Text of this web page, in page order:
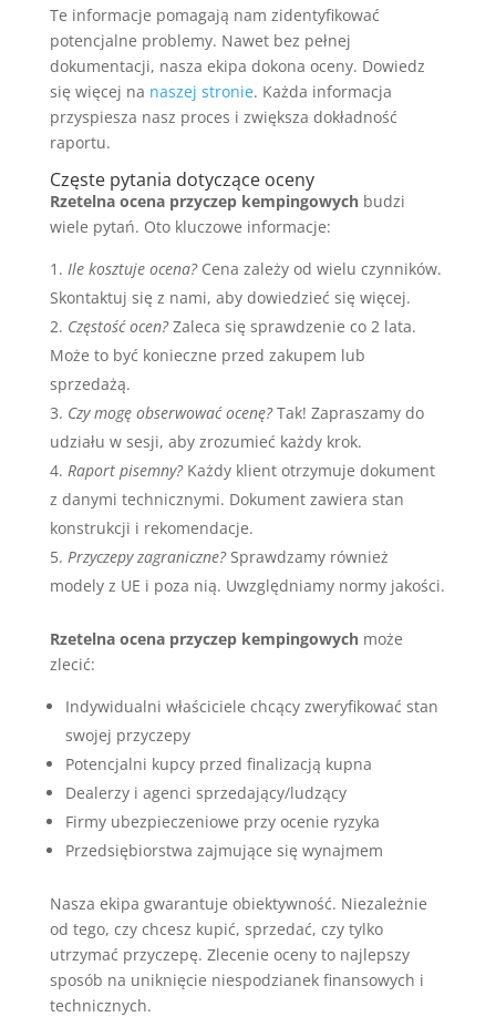
Te informacje pomagają nam zidentyfikować
potencjalne problemy. Nawet bez pełnej
dokumentacji, nasza ekipa dokona oceny. Dowiedz
się więcej na naszej stronie. Każda informacja
przyspiesza nasz proces i zwiększa dokładność
raportu.
Częste pytania dotyczące oceny
Rzetelna ocena przyczep kempingowychbudzi
wiele pytań. Oto kluczowe informacje:
Ile kosztuje ocena?Cena zależy od wielu czynników.
Skontaktuj się z nami, aby dowiedzieć się więcej.
Częstość ocen?Zaleca się sprawdzenie co 2 lata.
Może to być konieczne przed zakupem lub
sprzedażą.
Czy mogę obserwować ocenę?Tak! Zapraszamy do
udziału w sesji, aby zrozumieć każdy krok.
Raport pisemny?Każdy klient otrzymuje dokument
z danymi technicznymi. Dokument zawiera stan
konstrukcji i rekomendacje.
Przyczepy zagraniczne?Sprawdzamy również
modely z UE i poza nią. Uwzględniamy normy jakości.
Rzetelna ocena przyczep kempingowychmoże
zlecić:
Indywidualni właściciele chcący zweryfikować stan
swojej przyczepy
Potencjalni kupcy przed finalizacją kupna
Dealerzy i agenci sprzedający/ludzący
Firmy ubezpieczeniowe przy ocenie ryzyka
Przedsiębiorstwa zajmujące się wynajmem
Nasza ekipa gwarantuje obiektywność. Niezależnie
od tego, czy chcesz kupić, sprzedać, czy tylko
utrzymać przyczepę. Zlecenie oceny to najlepszy
sposób na uniknięcie niespodzianek finansowych i
technicznych.